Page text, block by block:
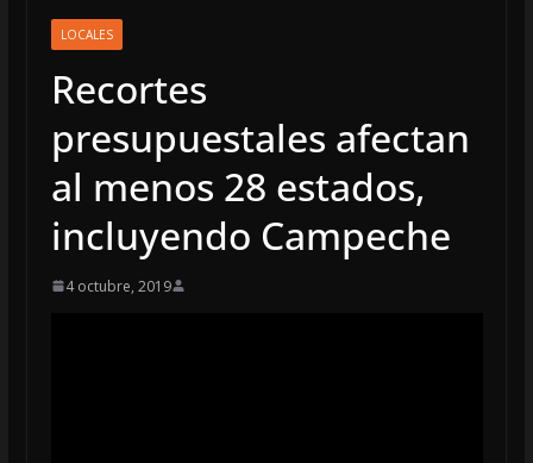
LOCALES
Recortes
presupuestales afectan
al menos 28 estados,
incluyendo Campeche
4 octubre, 2019